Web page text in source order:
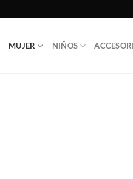
MUJER NIÑOS